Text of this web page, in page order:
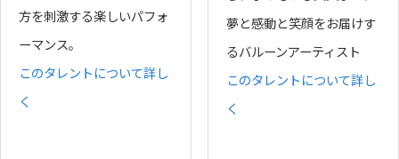
方を刺激する楽しいパフォ
ーマンス。
このタレントについて詳し
く
夢と感動と笑顔をお届けす
るバルーンアーティスト
このタレントについて詳し
く